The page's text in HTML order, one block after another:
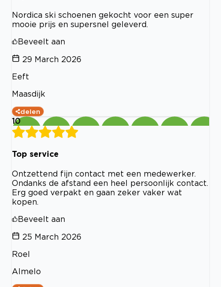
Nordica ski schoenen gekocht voor een super
mooie prijs en supersnel geleverd.
Beveelt aan
29 March 2026
Eeft
Maasdijk
delen
10
Top service
Ontzettend fijn contact met een medewerker.
Ondanks de afstand een heel persoonlijk contact.
Erg goed verpakt en gaan zeker vaker wat
kopen.
Beveelt aan
25 March 2026
Roel
Almelo